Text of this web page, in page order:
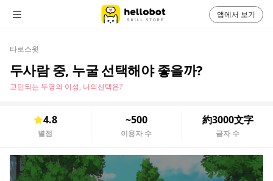
타로스윗
두사람 중, 누굴 선택해야 좋을까?
고민되는 두명의 이성, 나의선택은?
4.8
별점
~500
이용자 수
約3000文字
글자 수
앱에서 보기